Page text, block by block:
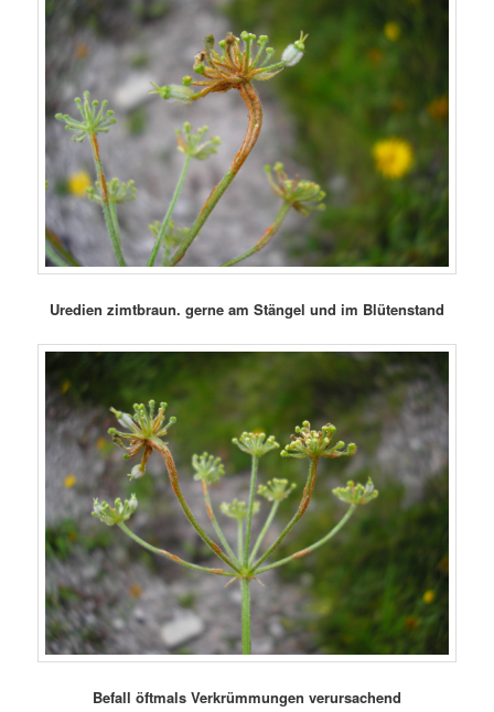
Uredien zimtbraun. gerne am Stängel und im Blütenstand
Befall öftmals Verkrümmungen verursachend